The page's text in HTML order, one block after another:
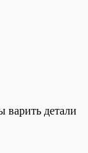
варить детали